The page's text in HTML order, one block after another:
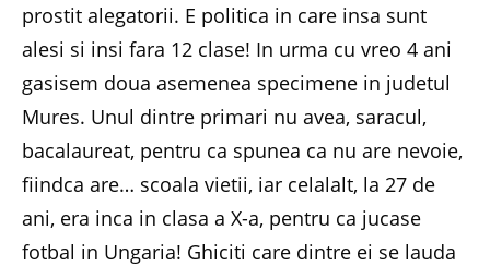
prostit alegatorii. E politica in care insa sunt
alesi si insi fara 12 clase! In urma cu vreo 4 ani
gasisem doua asemenea specimene in judetul
Mures. Unul dintre primari nu avea, saracul,
bacalaureat, pentru ca spunea ca nu are nevoie,
fiindca are… scoala vietii, iar celalalt, la 27 de
ani, era inca in clasa a X-a, pentru ca jucase
fotbal in Ungaria! Ghiciti care dintre ei se lauda